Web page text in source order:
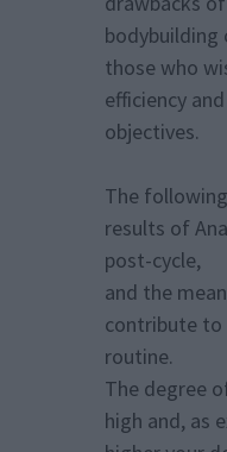
bodybuilding
those who
efficiency
objectives.
The
results of
post-cycle,
and the
contribute to
routine.
The degree
high and, as